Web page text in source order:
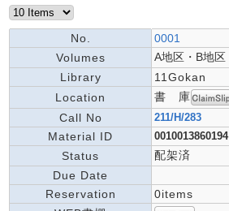
No.
0001
Volumes
A地区・B地区
Library
11Gokan
Location
書 庫
Call No
211/H/283
Material ID 0010013860194
Status
配架済
Due Date
Reservation
0items